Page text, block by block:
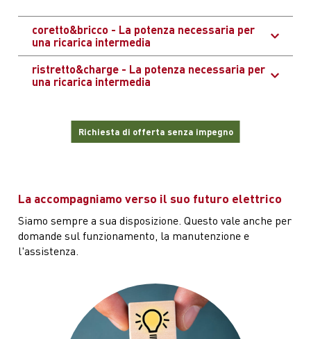
coretto&bricco - La potenza necessaria per
una ricarica intermedia
ristretto&charge - La potenza necessaria per
una ricarica intermedia
Richiesta di offerta senza impegno
La accompagniamo verso il suo futuro elettrico
Siamo sempre a sua disposizione. Questo vale anche per
domande sul funzionamento, la manutenzione e
l'assistenza.